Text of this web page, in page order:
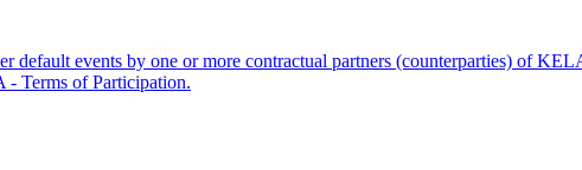
default events by one or more contractual partners (counterparties) of
- Terms of Participation.